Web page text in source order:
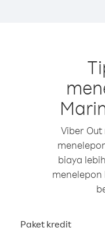
Viber
biaya
menelepon
Paket kredit